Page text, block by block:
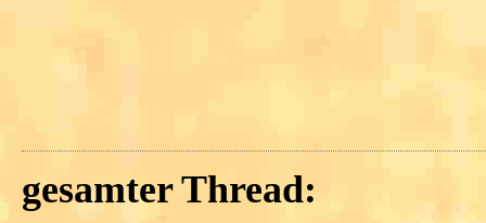
gesamter Thread: